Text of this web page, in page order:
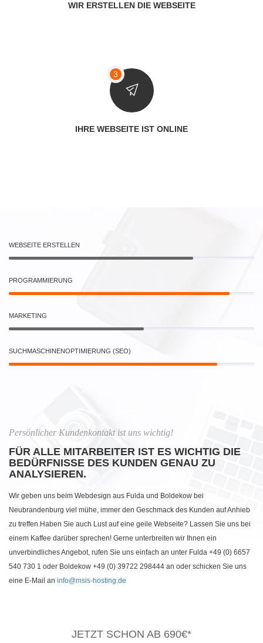
WIR ERSTELLEN DIE WEBSEITE
IHRE WEBSEITE IST ONLINE
WEBSEITE ERSTELLEN
PROGRAMMIERUNG
MARKETING
SUCHMASCHINENOPTIMIERUNG (SEO)
Persönlicher Kundenkontakt ist uns wichtig!
FÜR ALLE MITARBEITER IST ES WICHTIG DIE
BEDÜRFNISSE DES KUNDEN GENAU ZU
ANALYSIEREN.
Wir geben uns beim Webdesign aus Fulda und Boldekow bei
Neubrandenburg viel mühe, immer den Geschmack des Kunden auf Anhieb
zu treffen.Haben Sie auch Lust auf eine geile Webseite? Lassen Sie uns bei
einem Kaffee darüber sprechen! Gerne unterbreiten wir Ihnen ein
unverbindliches Angebot, rufen Sie uns einfach an unter Fulda +49 (0) 6657
540 730 1 oder Boldekow +49 (0) 39722 298444 an oder schicken Sie uns
eine E-Mail an info@msis-hosting.de
JETZT SCHON AB 690€*